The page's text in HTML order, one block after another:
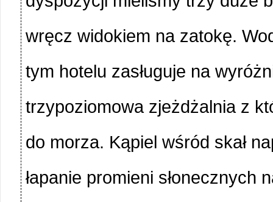
wręcz widokiem na zatokę.
tym hotelu zasługuje na
trzypoziomowa zjeżdżalnia z
do morza. Kąpiel wśród skał
łapanie promieni słonecznych